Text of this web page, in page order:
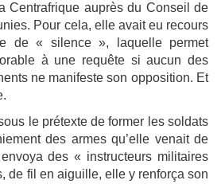
Centrafrique auprès du Conseil de
Pour cela, elle avait eu recours
de « silence », laquelle permet
à une requête si aucun des
ne manifeste son opposition. Et
le prétexte de former les soldats
des armes qu’elle venait de
des « instructeurs militaires
de fil en aiguille, elle y renforça son